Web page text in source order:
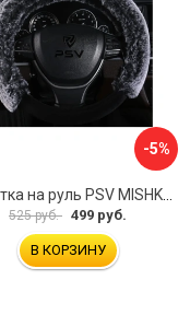
-5%
Оплетка на руль PSV MISHKA Premium 136095
525 руб. 499 руб.
В КОРЗИНУ